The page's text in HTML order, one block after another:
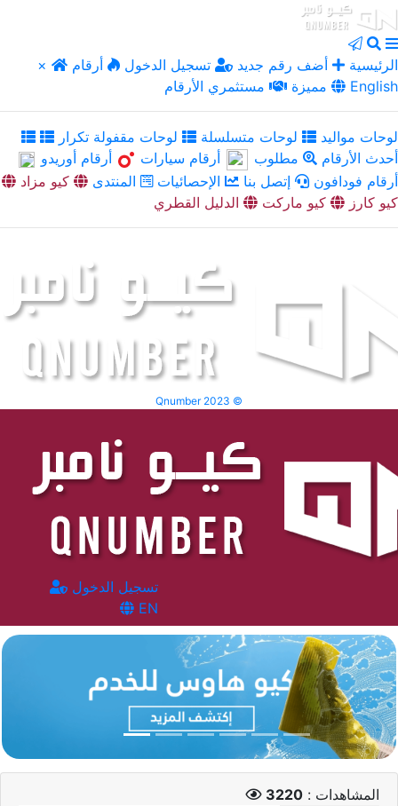
× الرئيسية أضف رقم جديد تسجيل الدخول
أرقام
مميزة
مستثمري الأرقام English
لوحات مواليد لوحات متسلسلة
لوحات مقفولة تكرار
أحدث الأرقام
مطلوب أرقام سيارات
أرقام أوريدو
أرقام فودافون
إتصل بنا الإحصائيات المنتدى
كيو مزاد
كيو كارز
كيو ماركت الدليل القطري
Qnumber 2023 ©
تسجيل الدخول
EN
المشاهدات : 3220